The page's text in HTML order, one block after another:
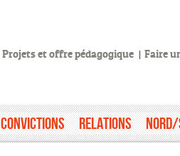
Convictions Relations Nord/
Projets et offre pédagogique Faire